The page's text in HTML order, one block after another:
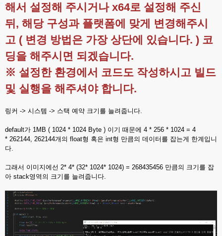
해서 설정해 주시거나 x64로 설정해 주신
뒤, 해당 구성과 플랫폼에 맞게 변경해주시
고 ( 변경 방법은 가장 상단에 있습니다. ) 코
딩을 해주시면 되겠습니다.
※ 설정한 환경에서 코드도 작성하시고 빌드
및 실행을 해주셔야 합니다.
링커 -> 시스템 -> 스택 예약 크기를 늘려줍니다.
default가 1MB ( 1024 * 1024 Byte ) 이기 때문에 4 * 256 * 1024 = 4
* 262144, 262144개의 float형 혹은 int형 만큼의 데이터를 잡는게 한계입니
다.
그래서 이미지에선 2* 4* (32* 1024* 1024) = 268435456 만큼의 크기를 잡
아 stack영역의 크기를 늘려줍니다.